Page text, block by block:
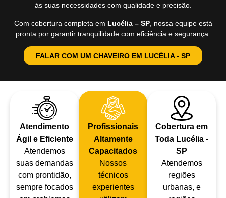
às suas necessidades com qualidade e precisão.
Com cobertura completa em Lucélia – SP, nossa equipe está
pronta por garantir tranquilidade com eficiência e segurança.
FALAR COM UM CHAVEIRO EM LUCÉLIA - SP
Atendimento
Ágil e Eficiente
Atendemos
suas demandas
com prontidão,
sempre focados
Profissionais
Altamente
Capacitados
Nossos
técnicos
experientes
Cobertura em
Toda Lucélia -
SP
Atendemos
regiões
urbanas, e